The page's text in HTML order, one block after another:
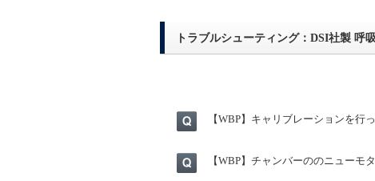
トラブルシューティング：DSI社製
【WBP】キャリブレーションを行
【WBP】チャンバーののニューモ